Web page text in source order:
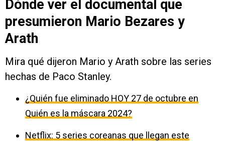
Dónde ver el documental que
presumieron Mario Bezares y
Arath
Mira qué dijeron Mario y Arath sobre las series
hechas de Paco Stanley.
¿Quién fue eliminado HOY 27 de octubre en
Quién es la máscara 2024?
Netflix: 5 series coreanas que llegan este